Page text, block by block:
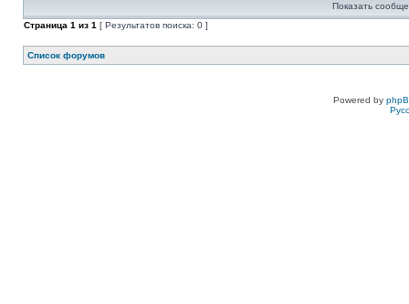
Показать
Страница 1 из 1 [ Результатов поиска: 0 ]
Список форумов
Powered by